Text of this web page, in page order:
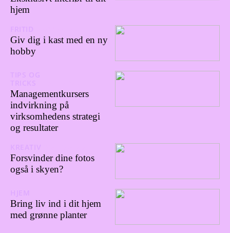
hjem
Giv dig i kast med en ny
hobby
Managementkursers
indvirkning på
virksomhedens strategi
og resultater
Forsvinder dine fotos
også i skyen?
Bring liv ind i dit hjem
med grønne planter